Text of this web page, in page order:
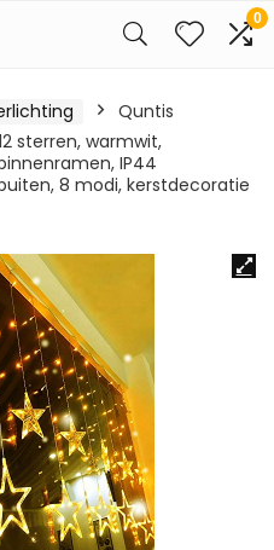
0
Quntis
sterren, warmwit,
IP44
8 modi, kerstdecoratie